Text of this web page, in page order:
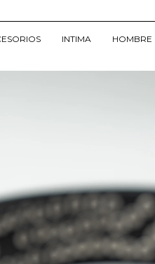
INTIMA HOMBRE